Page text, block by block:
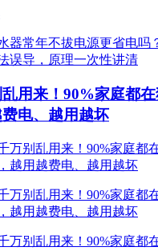
用来！90%家庭都
电、越用越坏